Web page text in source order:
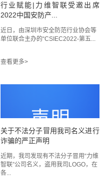
行业赋能|力维智联受邀出席
2022中国安防产...
近日，由深圳市安全防范行业协会等
单位联合主办的“CSIEC2022-第五...
关于不法分子冒用我司名义进行
诈骗的严正声明
近期，我司发现有不法分子冒用“力维
智联”公司名义，盗用我司LOGO，在
各...